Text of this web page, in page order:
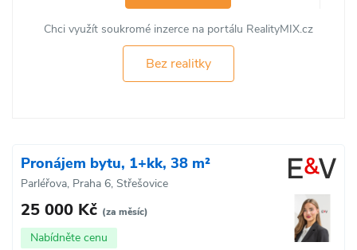
Chci využít soukromé inzerce na portálu RealityMIX.cz
Bez realitky
Pronájem bytu, 1+kk, 38 m²
Parléřova, Praha 6, Střešovice
25 000 Kč (za měsíc)
Nabídněte cenu